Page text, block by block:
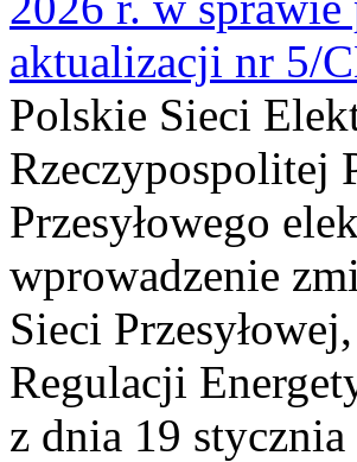
aktualizacji nr 5/
Polskie Sieci
Rzeczypospolitej
Przesyłowego
wprowadzenie
Sieci
Regulacji
z dnia 19